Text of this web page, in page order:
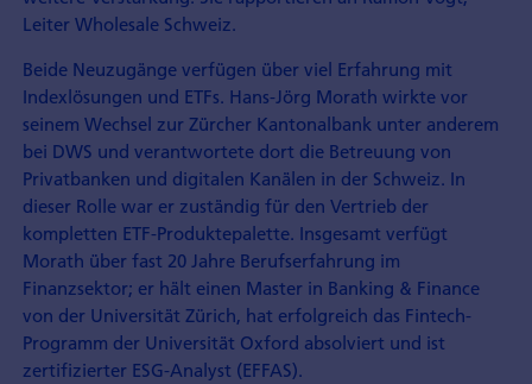
Leiter Wholesale Schweiz.
Beide Neuzugänge verfügen über viel Erfahrung mit
Indexlösungen und ETFs. Hans-Jörg Morath wirkte vor
seinem Wechsel zur Zürcher Kantonalbank unter anderem
bei DWS und verantwortete dort die Betreuung von
Privatbanken und digitalen Kanälen in der Schweiz. In
dieser Rolle war er zuständig für den Vertrieb der
kompletten ETF-Produktepalette. Insgesamt verfügt
Morath über fast 20 Jahre Berufserfahrung im
Finanzsektor; er hält einen Master in Banking & Finance
von der Universität Zürich, hat erfolgreich das Fintech-
Programm der Universität Oxford absolviert und ist
zertifizierter ESG-Analyst (EFFAS).